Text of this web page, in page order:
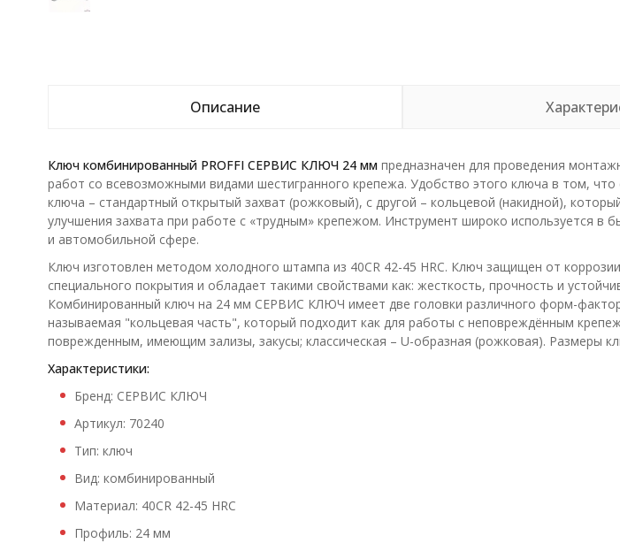
Описание
Ключ комбинированный PROFFI СЕРВИС КЛЮЧ 24 ммпредназначен для проведения
работ со всевозможными видами шестигранного крепежа. Удобство этого ключа в том, что
ключа – стандартный открытый захват (рожковый), с другой – кольцевой (накидной),
улучшения захвата при работе с «трудным» крепежом. Инструмент широко используется в
и автомобильной сфере.
Ключ изготовлен методом холодного штампа из 40CR 42-45 HRC. Ключ защищен от
специального покрытия и обладает такими свойствами как: жесткость, прочность и
Комбинированный ключ на 24 мм СЕРВИС КЛЮЧ имеет две головки различного форм-
называемая "кольцевая часть", который подходит как для работы с неповреждённым
поврежденным, имеющим зализы, закусы; классическая – U-образная (рожковая). Размеры
Характеристики:
Бренд: СЕРВИС КЛЮЧ
Артикул: 70240
Тип: ключ
Вид: комбинированный
Материал: 40CR 42-45 HRC
Профиль: 24 мм